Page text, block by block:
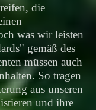
die
was wir leisten
gemäß des
müssen auch
So tragen
aus unseren
und ihre